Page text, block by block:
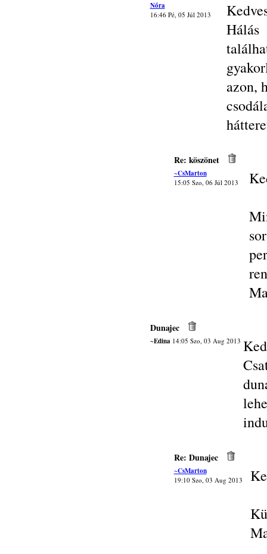
Nóra
16:46 Pé, 05 Júl 2013
azon,
Re: köszönet
~CsMarton
15:05 Szo, 06 Júl 2013
Dunajec
~Edina14:05 Szo, 03 Aug 2013
Re: Dunajec
~CsMarton
19:10 Szo, 03 Aug 2013